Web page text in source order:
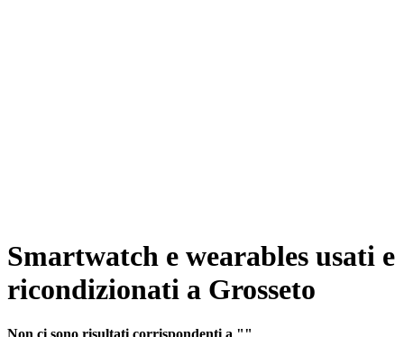
Smartwatch e wearables usati e
ricondizionati a Grosseto
Non ci sono risultati corrispondenti a ""